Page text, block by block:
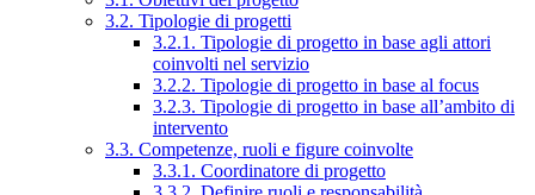
3.2. Tipologie di progetti
3.2.1. Tipologie di progetto in base agli attori
coinvolti nel servizio
3.2.2. Tipologie di progetto in base al focus
3.2.3. Tipologie di progetto in base all’ambito di
intervento
3.3. Competenze, ruoli e figure coinvolte
3.3.1. Coordinatore di progetto